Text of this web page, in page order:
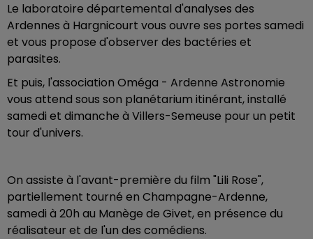
Le laboratoire départemental d'analyses des
Ardennes à Hargnicourt vous ouvre ses portes samedi
et vous propose d'observer des bactéries et
parasites.
Et puis, l'association Oméga - Ardenne Astronomie
vous attend sous son planétarium itinérant, installé
samedi et dimanche à Villers-Semeuse pour un petit
tour d'univers.
On assiste à l'avant-première du film "Lili Rose",
partiellement tourné en Champagne-Ardenne,
samedi à 20h au Manège de Givet, en présence du
réalisateur et de l'un des comédiens.